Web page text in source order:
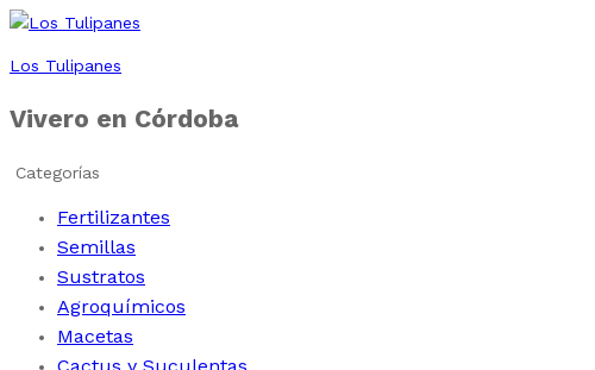
Los Tulipanes
Vivero en Córdoba
Categorías
Fertilizantes
Semillas
Sustratos
Agroquímicos
Macetas